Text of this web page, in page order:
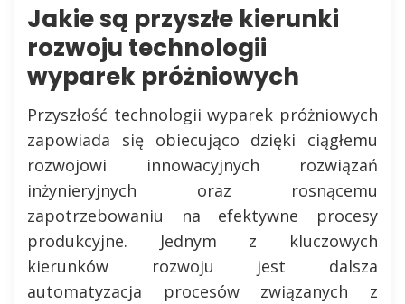
Jakie są przyszłe kierunki
rozwoju technologii
wyparek próżniowych
Przyszłość technologii wyparek próżniowych
zapowiada się obiecująco dzięki ciągłemu
rozwojowi innowacyjnych rozwiązań
inżynieryjnych oraz rosnącemu
zapotrzebowaniu na efektywne procesy
produkcyjne. Jednym z kluczowych
kierunków rozwoju jest dalsza
automatyzacja procesów związanych z